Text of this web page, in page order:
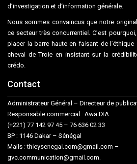
d’investigation et d’information générale.
Nous sommes convaincus que notre
ce secteur très concurrentiel. C’est
placer la barre haute en faisant de
cheval de Troie en insistant sur la
crédo.
Contact
Administrateur Général – Directeur de
Responsable commercial : Awa DIA
(+221) 77 142 97 45 – 76 636 02 33
BP : 1146 Dakar – Sénégal
Mails : thieysenegal.com@gmail.com –
gvc.communication@gmail.com.